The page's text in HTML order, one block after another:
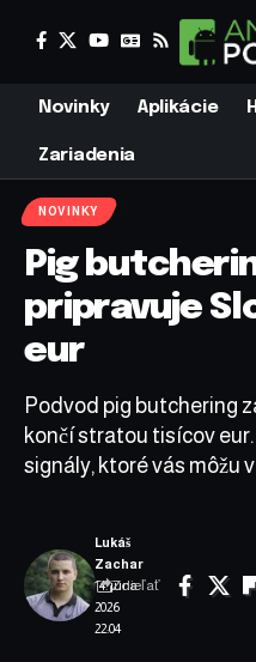
Novinky Aplikácie
Zariadenia
NOVINKY
Pig
pripravuje
eur
Podvod pig butchering
končí stratou tisícov
signály, ktoré vás môžu
14. júna
2026
22:04
Lukáš
Zachar
Zdieľať